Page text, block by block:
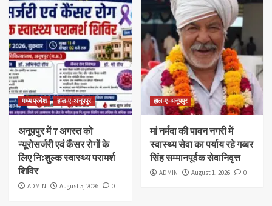
मध्य प्रदेश हाल-ए-अनूपपुर
अनूपपुर में 7 अगस्त को
न्यूरोसर्जरी एवं कैंसर रोगों के
लिए निःशुल्क स्वास्थ्य परामर्श
शिविर
ADMIN August 5, 2026 0
हाल-ए-अनूपपुर
मां नर्मदा की पावन नगरी में
स्वास्थ्य सेवा का पर्याय रहे गब्बर
सिंह सम्मानपूर्वक सेवानिवृत्त
ADMIN August 1, 2026 0